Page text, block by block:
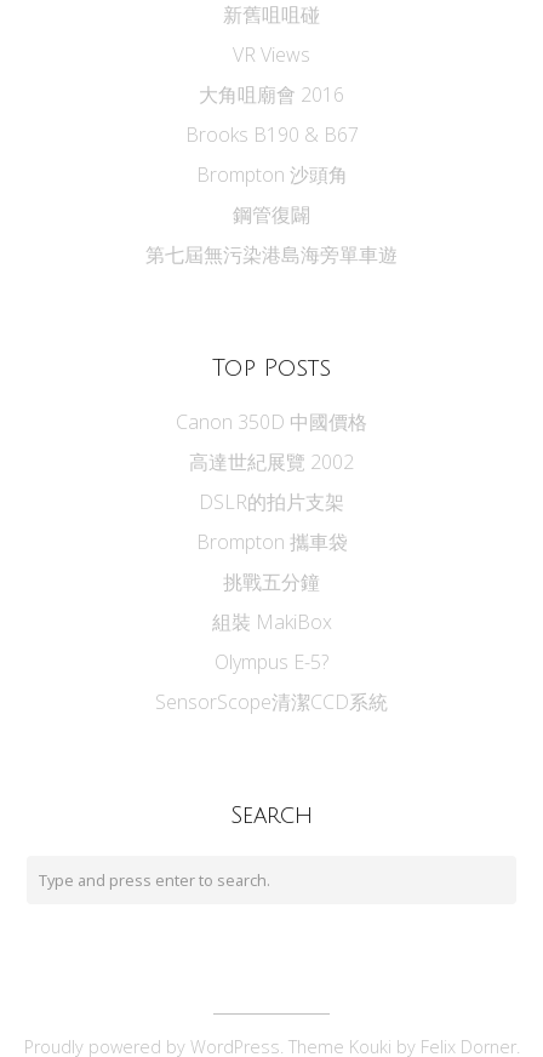
新舊咀咀碰
VR Views
大角咀廟會 2016
Brooks B190 & B67
Brompton 沙頭角
鋼管復闢
第七屆無污染港島海旁單車遊
Top Posts
Canon 350D 中國價格
高達世紀展覽 2002
DSLR的拍片支架
Brompton 攜車袋
挑戰五分鐘
組裝 MakiBox
Olympus E-5?
SensorScope清潔CCD系統
Search
Proudly powered by WordPress . Theme Kouki by Felix Dorner.